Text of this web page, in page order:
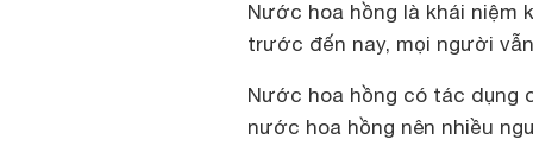
Nước hoa hồng là khái niệm
trước đến nay, mọi người
Nước hoa hồng có tác dụng
nước hoa hồng nên nhiều